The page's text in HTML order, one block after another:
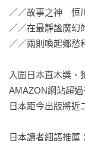
／／故事之神　恒
／／在最靜謐魔幻
／／兩則喚起鄉愁
入圍日本直木獎、
AMAZON網站超
日本距今出版將近
日本讀者細語推薦：